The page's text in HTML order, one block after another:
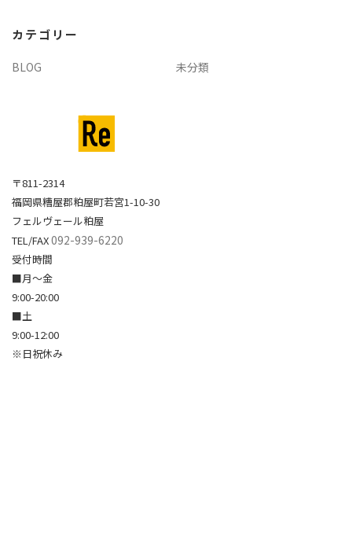
ブ
カテゴリー
BLOG 未分類
〒811-2314
福岡県糟屋郡粕屋町若宮1-10-30
フェルヴェール粕屋
TEL/FAX092-939-6220
受付時間
■月～金
9:00-20:00
■土
9:00-12:00
※日祝休み